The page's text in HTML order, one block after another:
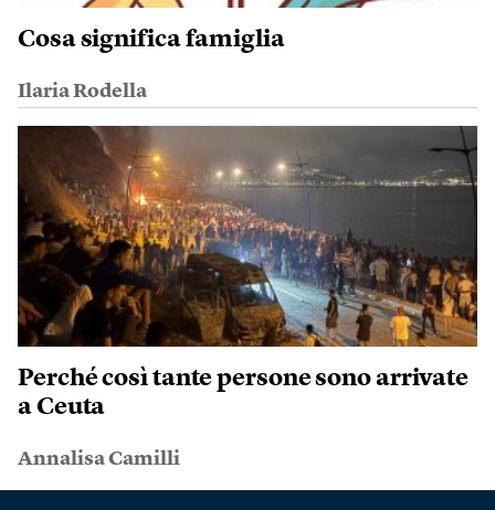
Cosa significa famiglia
Ilaria Rodella
Perché così tante persone sono arrivate
a Ceuta
Annalisa Camilli